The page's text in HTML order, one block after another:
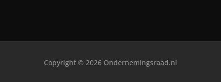
Copyright © 2026 Ondernemingsraad.nl